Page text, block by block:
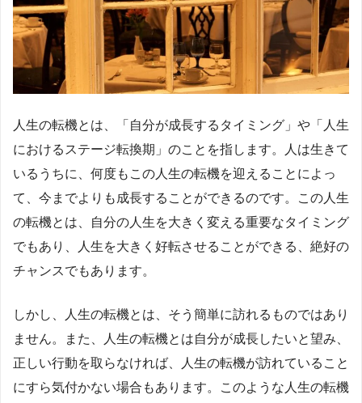
人生の転機とは、「自分が成長するタイミング」や「人生
におけるステージ転換期」のことを指します。人は生きて
いるうちに、何度もこの人生の転機を迎えることによっ
て、今までよりも成長することができるのです。この人生
の転機とは、自分の人生を大きく変える重要なタイミング
でもあり、人生を大きく好転させることができる、絶好の
チャンスでもあります。
しかし、人生の転機とは、そう簡単に訪れるものではあり
ません。また、人生の転機とは自分が成長したいと望み、
正しい行動を取らなければ、人生の転機が訪れていること
にすら気付かない場合もあります。このような人生の転機